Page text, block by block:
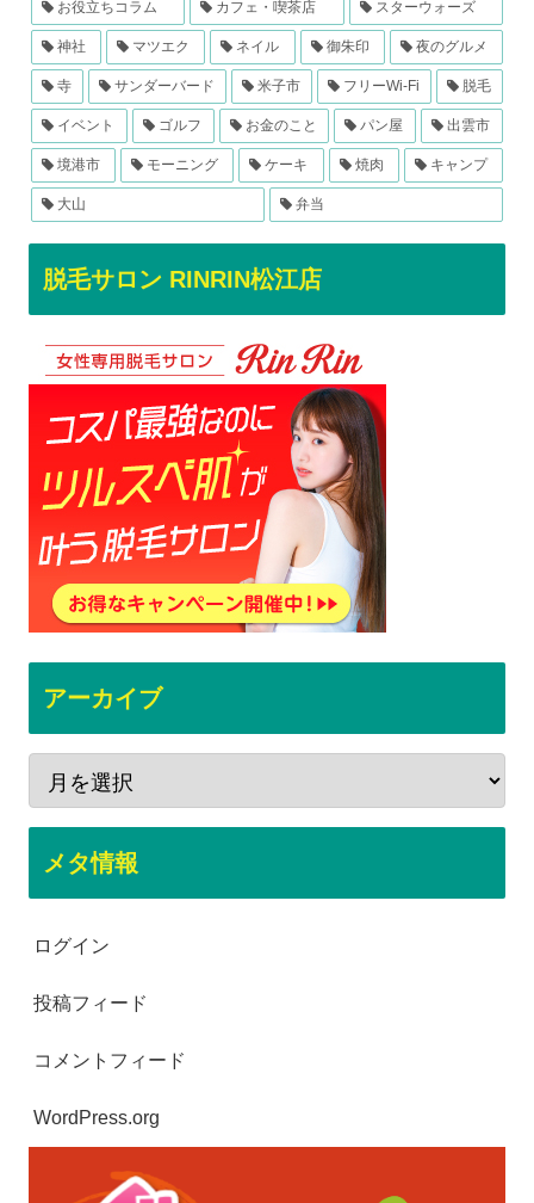
お役立ちコラム カフェ・喫茶店 スターウォーズ
神社 マツエク ネイル 御朱印 夜のグルメ
寺 サンダーバード 米子市 フリーWi-Fi 脱毛
イベント ゴルフ お金のこと パン屋 出雲市
境港市 モーニング ケーキ 焼肉 キャンプ
大山 弁当
脱毛サロン RINRIN松江店
アーカイブ
メタ情報
ログイン
投稿フィード
コメントフィード
WordPress.org